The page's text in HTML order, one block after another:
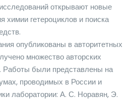
открывают новые
химии гетероциклов и поиска
опубликованы в авторитетных
множество авторских
Работы были представлены на
проводимых в России и
лаборатории: А. С. Норавян, Э.